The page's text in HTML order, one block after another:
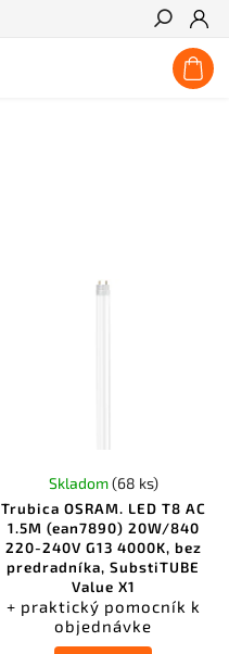
Hľadať
Trubica OSRAM. LED T8 AC
1.5M (ean7890) 20W/840
220-240V G13 4000K, bez
predradníka, SubstiTUBE
Value X1
+ praktický pomocník k
objednávke
Skladom(68 ks)